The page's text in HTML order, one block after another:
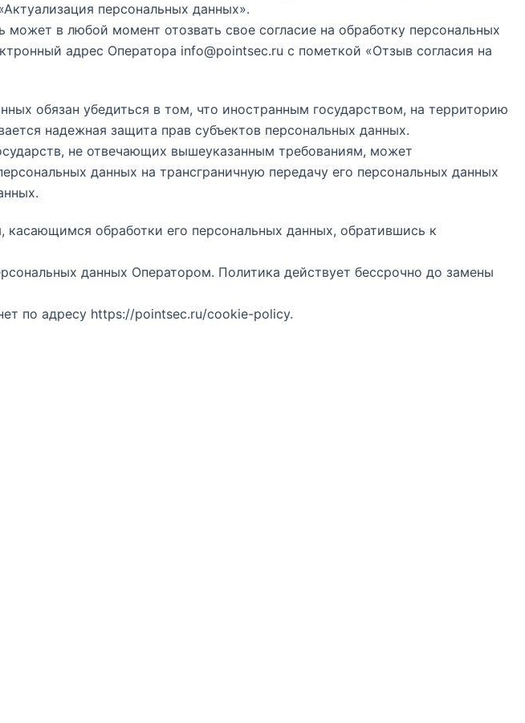
персональных данных».
в любой момент отозвать свое согласие на обработку персональных
адрес Оператора info@pointsec.ru с пометкой «Отзыв согласия на
обязан убедиться в том, что иностранным государством, на территорию
надежная защита прав субъектов персональных данных.
не отвечающих вышеуказанным требованиям, может
данных на трансграничную передачу его персональных данных
обработки его персональных данных, обратившись к
данных Оператором. Политика действует бессрочно до замены
по адресу https://pointsec.ru/cookie-policy.